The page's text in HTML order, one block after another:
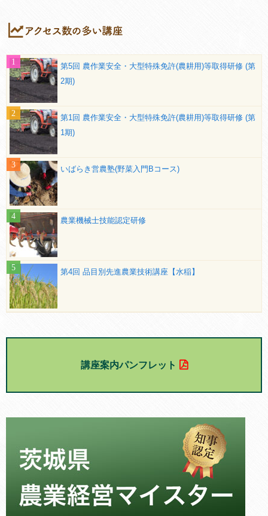
第5回 農作業安全・大型特殊免許(農耕用)等取得研修 (第
2期)
第1回 農作業安全・大型特殊免許(農耕用)等取得研修 (第
1期)
いばらき営農塾(野菜入門Bコース)
農業機械士技能認定研修
第4回 品目別先進農業技術講座【水稲】
講座案内パンフレット